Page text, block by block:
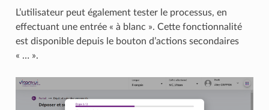
L’utilisateur peut également tester le processus, en
effectuant une entrée « à blanc ». Cette fonctionnalité
est disponible depuis le bouton d’actions secondaires
« … ».